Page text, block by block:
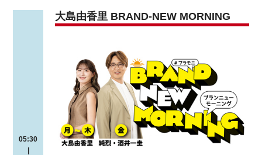
05:30
大島由香里 BRAND-NEW MORNING